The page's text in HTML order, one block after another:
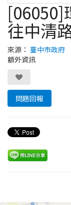
[06050]
往中清
來源： 臺中市政府
額外資訊
問題回報